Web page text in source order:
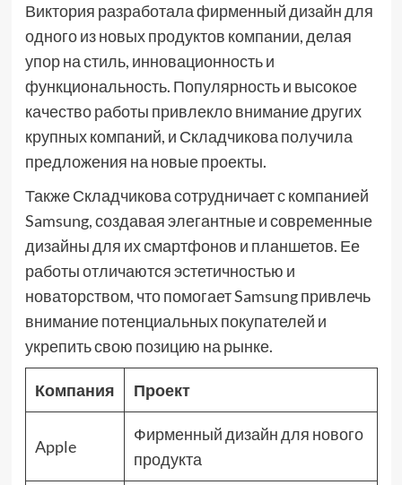
Виктория разработала фирменный дизайн для
одного из новых продуктов компании, делая
упор на стиль, инновационность и
функциональность. Популярность и высокое
качество работы привлекло внимание других
крупных компаний, и Складчикова получила
предложения на новые проекты.
Также Складчикова сотрудничает с компанией
Samsung, создавая элегантные и современные
дизайны для их смартфонов и планшетов. Ее
работы отличаются эстетичностью и
новаторством, что помогает Samsung привлечь
внимание потенциальных покупателей и
укрепить свою позицию на рынке.
Компания Проект
Apple
Фирменный дизайн для нового
продукта